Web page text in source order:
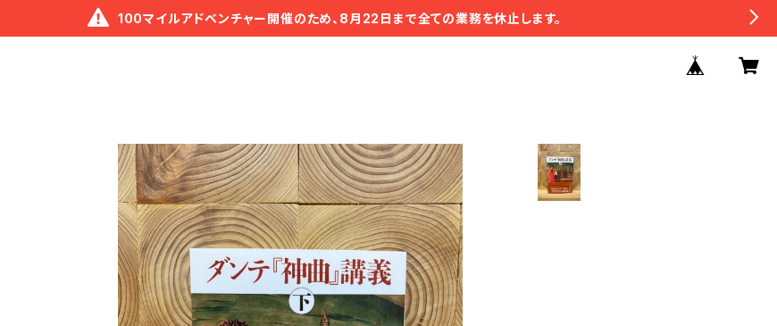
100マイルアドベンチャー開催のため、8月22日まで全ての業務を休止します。